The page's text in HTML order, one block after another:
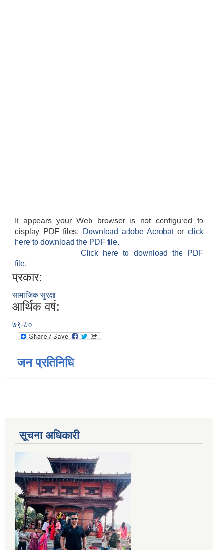
It appears your Web browser is not configured to
display PDF files.
Download adobe Acrobatorclick
here to download the PDF file.
Click here to download the PDF
file.
प्रकार:
सामाजिक सुरक्षा
आर्थिक वर्ष:
७९-८०
जन प्रतिनिधि
सूचना अधिकारी